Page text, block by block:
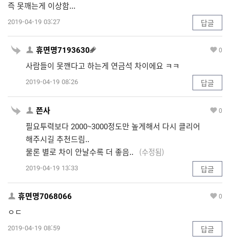
즉 못깨는게 이상함...
2019-04-19 03:27 답글
휴면명7193630 0
사람들이 못깬다고 하는게 연금석 차이에요 ㅋㅋ
2019-04-19 08:26 답글
쯘사 0
필요투력보다 2000~3000정도만 높게해서 다시 클리어
해주시길 추천드림..
물론 별로 차이 안날수록 더 좋음.. (수정됨)
2019-04-19 13:33 답글
휴면명7068066 0
ㅇㄷ
2019-04-19 08:59 답글